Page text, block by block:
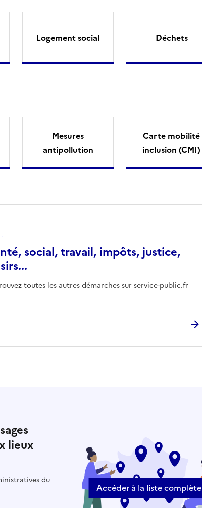
Logement social Déchets
Mesures
antipollution
Carte mobilité
inclusion (CMI)
social, travail, impôts, justice,
toutes les autres démarches sur service-public.fr
lieux
du
Accéder à la liste complète